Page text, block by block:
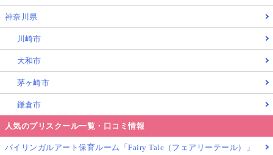
神奈川県
川崎市
大和市
茅ヶ崎市
鎌倉市
人気のプリスクール一覧・口コミ情報
バイリンガルアート保育ルーム「Fairy Tale（フェアリーテール）」